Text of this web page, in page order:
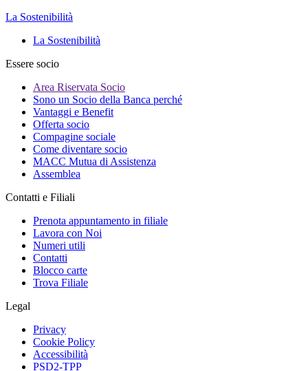
La Sostenibilità
La Sostenibilità
Essere socio
Area Riservata Socio
Sono un Socio della Banca perché
Vantaggi e Benefit
Offerta socio
Compagine sociale
Come diventare socio
MACC Mutua di Assistenza
Assemblea
Contatti e Filiali
Prenota appuntamento in filiale
Lavora con Noi
Numeri utili
Contatti
Blocco carte
Trova Filiale
Legal
Privacy
Cookie Policy
Accessibilità
PSD2-TPP